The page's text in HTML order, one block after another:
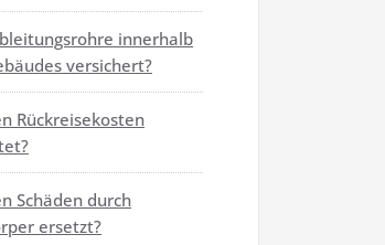
innerhalb
versichert?
Rückreisekosten
Schäden durch
ersetzt?